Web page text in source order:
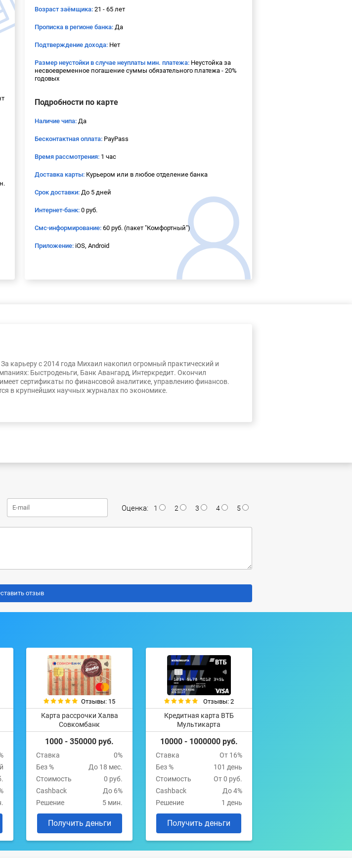
Возраст заёмщика: 21 - 65 лет
Прописка в регионе банка: Да
Подтверждение дохода: Нет
Размер неустойки в случае неуплаты мин. платежа: Неустойка за
несвоевременное погашение суммы обязательного платежа - 20%
годовых
Подробности по карте
Наличие чипа: Да
Бесконтактная оплата: PayPass
Время рассмотрения: 1 час
Доставка карты: Курьером или в любое отделение банка
Срок доставки: До 5 дней
Интернет-банк: 0 руб.
Смс-информирование: 60 руб. (пакет "Комфортный")
Приложение: iOS, Android
карьеру с 2014 года Михаил накопил огромный практический и
Быстроденьги, Банк Авангард, Интеркредит. Окончил
сертификаты по финансовой аналитике, управлению финансов.
в крупнейших научных журналах по экономике.
Оценка: 1 2 3 4 5
Отзывы: 15
Карта рассрочки Халва
Совкомбанк
1000 - 350000 руб.
Ставка
0%
Без %
До 18 мес.
Стоимость
0 руб.
Cashback
До 6%
Решение
5 мин.
Получить деньги
Отзывы: 2
Кредитная карта ВТБ
Мультикарта
10000 - 1000000 руб.
Ставка
От 16%
Без %
101 день
Стоимость
От 0 руб.
Cashback
До 4%
Решение
1 день
Получить деньги